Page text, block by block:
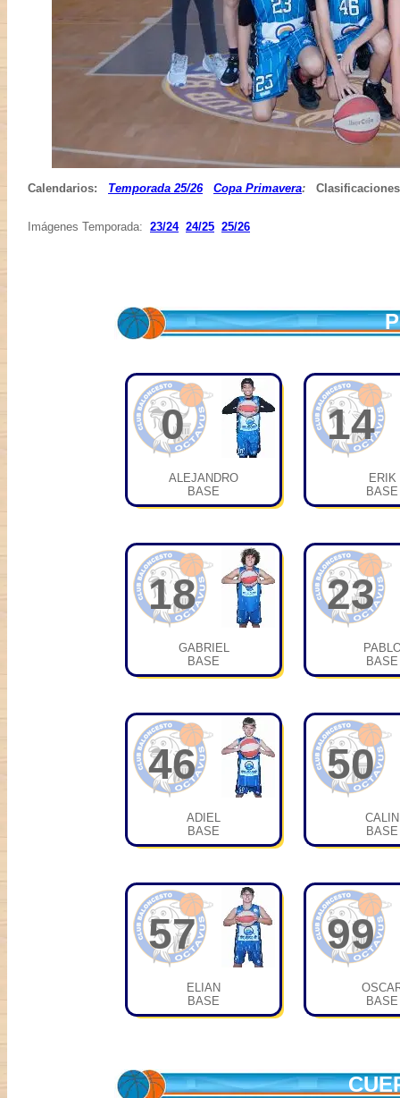
Calendarios: Temporada 25/26 Copa Primavera:
Imágenes Temporada: 23/24 24/25 25/26
0
ALEJANDRO
BASE
14
ERIK
BASE
18
GABRIEL
BASE
23
BASE
46
ADIEL
BASE
50
CALIN
BASE
57
ELIAN
BASE
99
BASE